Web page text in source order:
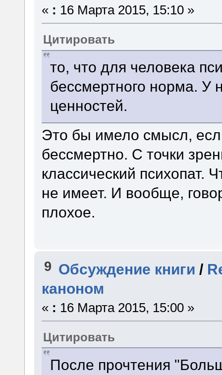
« : 16 Марта 2015, 15:10 »
Цитировать
то, что для человека
бессмертного норма. У
ценностей.
Это бы имело смысл,
бессмертно. С точки
классический психопат.
не имеет. И вообще,
плохое.
9 Обсуждение книги /
каноном
« : 16 Марта 2015, 15:00 »
Цитировать
После прочтения